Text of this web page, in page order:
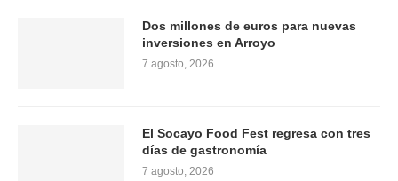
Dos millones de euros para nuevas
inversiones en Arroyo
7 agosto, 2026
El Socayo Food Fest regresa con tres
días de gastronomía
7 agosto, 2026